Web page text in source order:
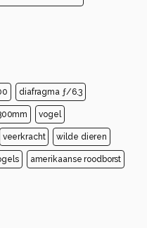
diafragma ƒ/6.3
vogel
veerkracht wilde dieren
amerikaanse roodborst